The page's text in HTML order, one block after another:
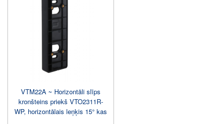
VTM22A ~ Horizontāli slīps
kronšteins priekš VTO2311R-
WP, horizontālais leņķis 15° kas